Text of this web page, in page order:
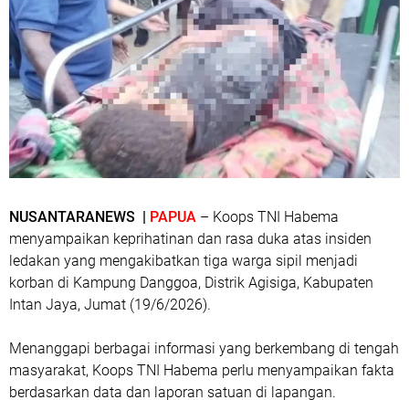
NUSANTARANEWS | PAPUA – Koops TNI Habema
menyampaikan keprihatinan dan rasa duka atas insiden
ledakan yang mengakibatkan tiga warga sipil menjadi
korban di Kampung Danggoa, Distrik Agisiga, Kabupaten
Intan Jaya, Jumat (19/6/2026).
Menanggapi berbagai informasi yang berkembang di tengah
masyarakat, Koops TNI Habema perlu menyampaikan fakta
berdasarkan data dan laporan satuan di lapangan.